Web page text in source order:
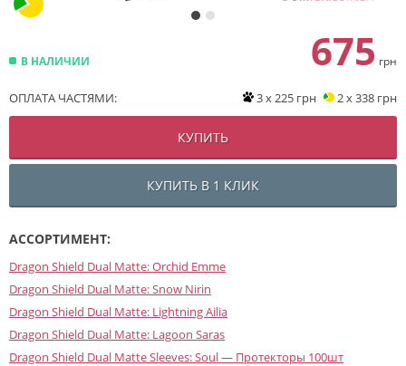
В НАЛИЧИИ 675 грн
ОПЛАТА ЧАСТЯМИ: 3 x 225 грн 2 x 338 грн
КУПИТЬ
КУПИТЬ В 1 КЛИК
АССОРТИМЕНТ:
Dragon Shield Dual Matte: Orchid Emme
Dragon Shield Dual Matte: Snow Nirin
Dragon Shield Dual Matte: Lightning Ailia
Dragon Shield Dual Matte: Lagoon Saras
Dragon Shield Dual Matte Sleeves: Soul — Протекторы 100шт